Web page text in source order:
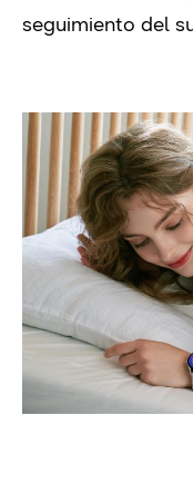
seguimiento del